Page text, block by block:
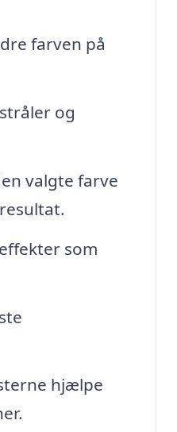
farven på
og
valgte farve
som
hjælpe